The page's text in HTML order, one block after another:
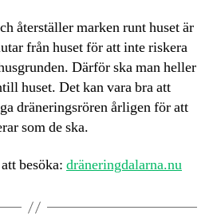
återställer marken runt huset är
från huset för att inte riskera
Därför ska man heller
huset. Det kan vara bra att
dräneringsrören årligen för att
som de ska.
besöka: dräneringdalarna.nu